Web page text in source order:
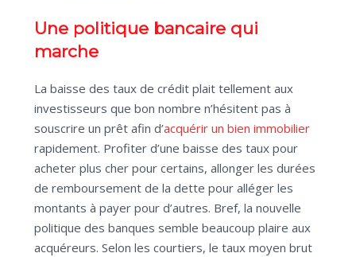
Une politique bancaire qui
marche
La baisse des taux de crédit plait tellement aux
investisseurs que bon nombre n’hésitent pas à
souscrire un prêt afin d’acquérir un bien immobilier
rapidement. Profiter d’une baisse des taux pour
acheter plus cher pour certains, allonger les durées
de remboursement de la dette pour alléger les
montants à payer pour d’autres. Bref, la nouvelle
politique des banques semble beaucoup plaire aux
acquéreurs. Selon les courtiers, le taux moyen brut